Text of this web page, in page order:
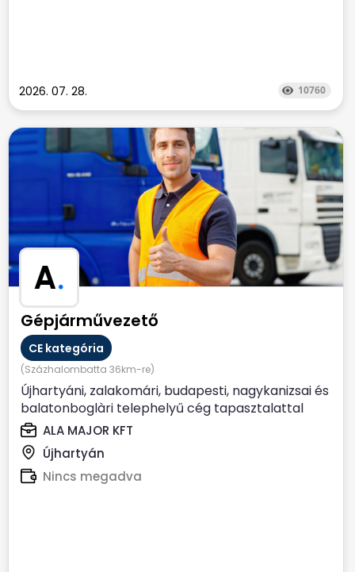
2026. 07. 28. 10760
A.
Gépjárművezető
CE kategória
(Százhalombatta 36km-re)
Újhartyáni, zalakomári, budapesti, nagykanizsai és
balatonboglàri telephelyű cég tapasztalattal
rendelkező,...
ALA MAJOR KFT
Újhartyán
Nincs megadva